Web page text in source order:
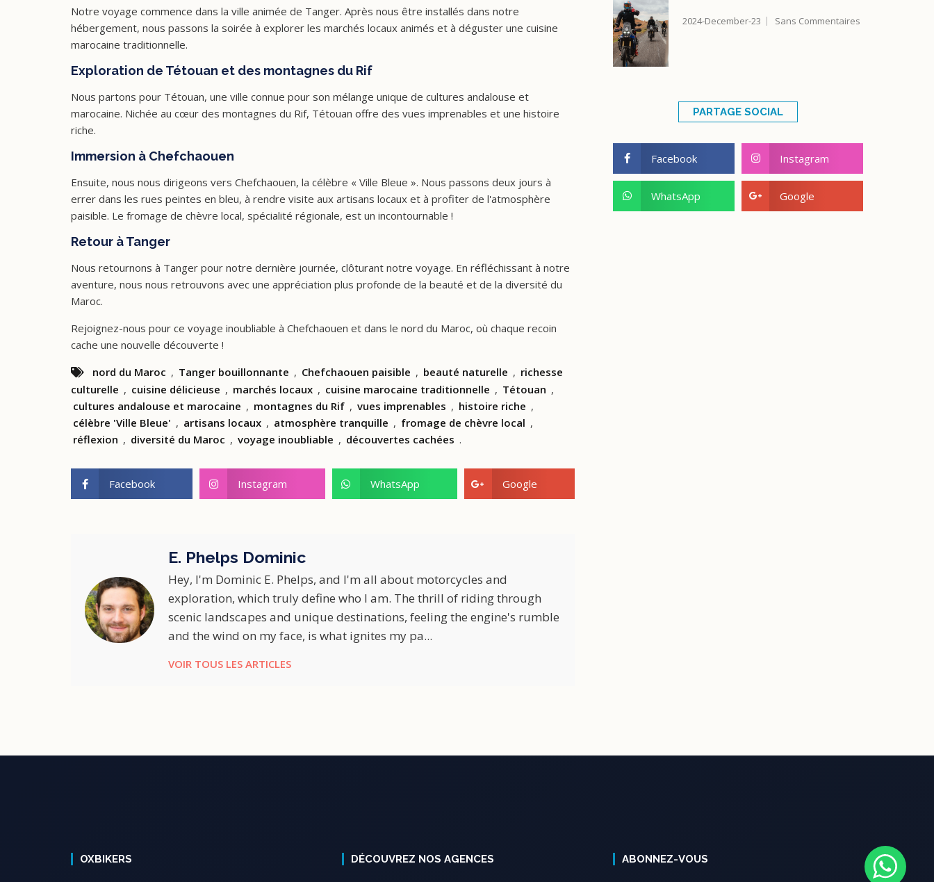
Notre voyage commence dans la ville animée de Tanger. Après nous être installés dans notre
hébergement, nous passons la soirée à explorer les marchés locaux animés et à déguster une cuisine
marocaine traditionnelle.
Exploration de Tétouan et des montagnes du Rif
Nous partons pour Tétouan, une ville connue pour son mélange unique de cultures andalouse et
marocaine. Nichée au cœur des montagnes du Rif, Tétouan offre des vues imprenables et une histoire
riche.
Immersion à Chefchaouen
Ensuite, nous nous dirigeons vers Chefchaouen, la célèbre « Ville Bleue ». Nous passons deux jours à
errer dans les rues peintes en bleu, à rendre visite aux artisans locaux et à profiter de l'atmosphère
paisible. Le fromage de chèvre local, spécialité régionale, est un incontournable !
Retour à Tanger
Nous retournons à Tanger pour notre dernière journée, clôturant notre voyage. En réfléchissant à notre
aventure, nous nous retrouvons avec une appréciation plus profonde de la beauté et de la diversité du
Maroc.
Rejoignez-nous pour ce voyage inoubliable à Chefchaouen et dans le nord du Maroc, où chaque recoin
cache une nouvelle découverte !
nord du Maroc , Tanger bouillonnante , Chefchaouen paisible , beauté naturelle , richesse
culturelle , cuisine délicieuse , marchés locaux , cuisine marocaine traditionnelle , Tétouan ,
cultures andalouse et marocaine , montagnes du Rif , vues imprenables , histoire riche ,
célèbre 'Ville Bleue' , artisans locaux , atmosphère tranquille , fromage de chèvre local ,
réflexion , diversité du Maroc , voyage inoubliable , découvertes cachées .
Facebook Instagram WhatsApp Google
E. Phelps Dominic
Hey, I'm Dominic E. Phelps, and I'm all about motorcycles and
exploration, which truly define who I am. The thrill of riding through
scenic landscapes and unique destinations, feeling the engine's rumble
and the wind on my face, is what ignites my pa...
VOIR TOUS LES ARTICLES
2024-December-23 Sans Commentaires
PARTAGE SOCIAL
Facebook Instagram
WhatsApp Google
OXBIKERS DÉCOUVREZ NOS AGENCES ABONNEZ-VOUS